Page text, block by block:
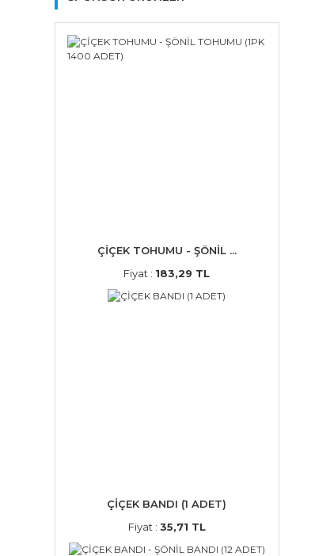
ÇİÇEK TOHUMU - ŞÖNİL ...
Fiyat : 183,29 TL
ÇİÇEK BANDI (1 ADET)
Fiyat : 35,71 TL